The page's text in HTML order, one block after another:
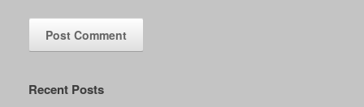
Recent Posts